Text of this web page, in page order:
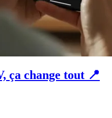
ça change tout 📍